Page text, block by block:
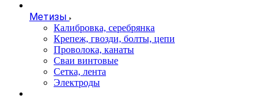
Метизы
Калибровка, серебрянка
Крепеж, гвозди, болты, цепи
Проволока, канаты
Сваи винтовые
Сетка, лента
Электроды